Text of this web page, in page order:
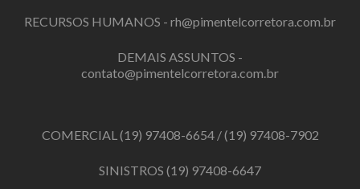
RECURSOS HUMANOS - rh@pimentelcorretora.com.br
DEMAIS ASSUNTOS -
contato@pimentelcorretora.com.br
COMERCIAL(19) 97408-6654/(19) 97408-7902
SINISTROS (19) 97408-6647